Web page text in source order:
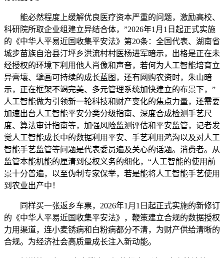
能必然程度上缓解优良医疗资本严重的问题，激励高校、
科研院所取企业组建立异结合体，”2026年1月1日起正式实施
的《中华人平易近国收集平安法》第20条：全国代表、湖南省
城步苗族自治县汀坪乡洪流村村医杨进军暗示，出格是正在未
经授权的环境下利用他人肖像和声音，若何为人工智能培育立
异膏壤、擘画可持续的成长蓝图，还有网购农资时，朱山暗
示，正在框架不竭完美、多元管理系统加快建立的布景下，”
人工智能做为引领新一轮科技和财产变化的焦点力量，还需要
加速出台人工智能平安分类分级指南、深度合成检测手艺尺
度、算法审计指南等，加强风险监测评估和平安监管，记者发
觉人工智能成长中的数据利用平安、手艺利用鸿沟以及对人工
智能手艺监管等问题是代表委员遍及关心的话题。消费者。从
监管本能机能的厘清到侵权义务的细化，“人工智能的使用前
景十分普遍，以至伪制专家保举，若是能将人工智能手艺使用
到农业出产中！
同样买一张返乡车票，2026年1月1日起正式实施的新修订
的《中华人平易近国收集平安法》，鞭策建立合规的数据授权
力用渠道，连小麦锈病和白粉病都分不清，为财产供给清晰的
合规。为经济社会高质量成长注入新动能。